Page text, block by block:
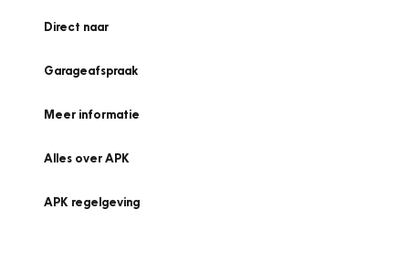
Direct naar
Garageafspraak
Meer informatie
Alles over APK
APK regelgeving